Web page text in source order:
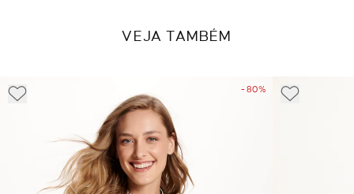
VEJA TAMBÉM
- 80%